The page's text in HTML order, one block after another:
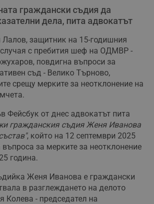
граждански съдия да
дела, пита адвокатът
защитник на 15-годишния
с пребития шеф на ОДМВР -
повдигна въпроси за
съд - Велико Търново,
срещу мерките за неотклонение на
Фейсбук от днес адвокатът пита
гражданския съдия Женя Иванова
, който на 12 септември 2025
въпроса за мерките за неотклонение
година.
Женя Иванова е граждански
в разглеждането на делото
Колева - председател на